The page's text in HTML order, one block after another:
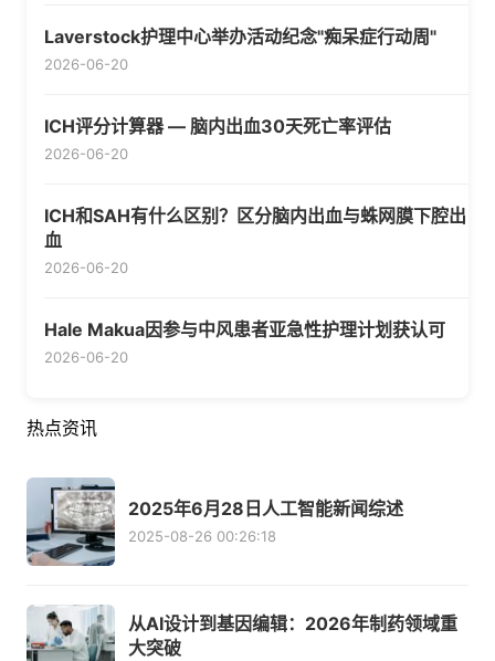
Laverstock护理中心举办活动纪念"痴呆症行动周"
2026-06-20
ICH评分计算器 — 脑内出血30天死亡率评估
2026-06-20
ICH和SAH有什么区别？区分脑内出血与蛛网膜下腔出
血
2026-06-20
Hale Makua因参与中风患者亚急性护理计划获认可
2026-06-20
热点资讯
2025年6月28日人工智能新闻综述
2025-08-26 00:26:18
从AI设计到基因编辑：2026年制药领域重
大突破